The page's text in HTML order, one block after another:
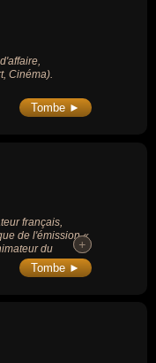
Cinéma).
Tombe ►
français,
de l'émission «
du
3 pendant
2017).
+
+
Tombe ►